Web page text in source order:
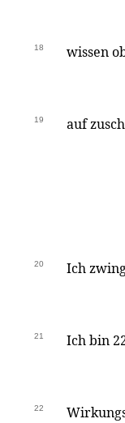
18 wissen
19 auf
20 Ich
21 Ich bin
22